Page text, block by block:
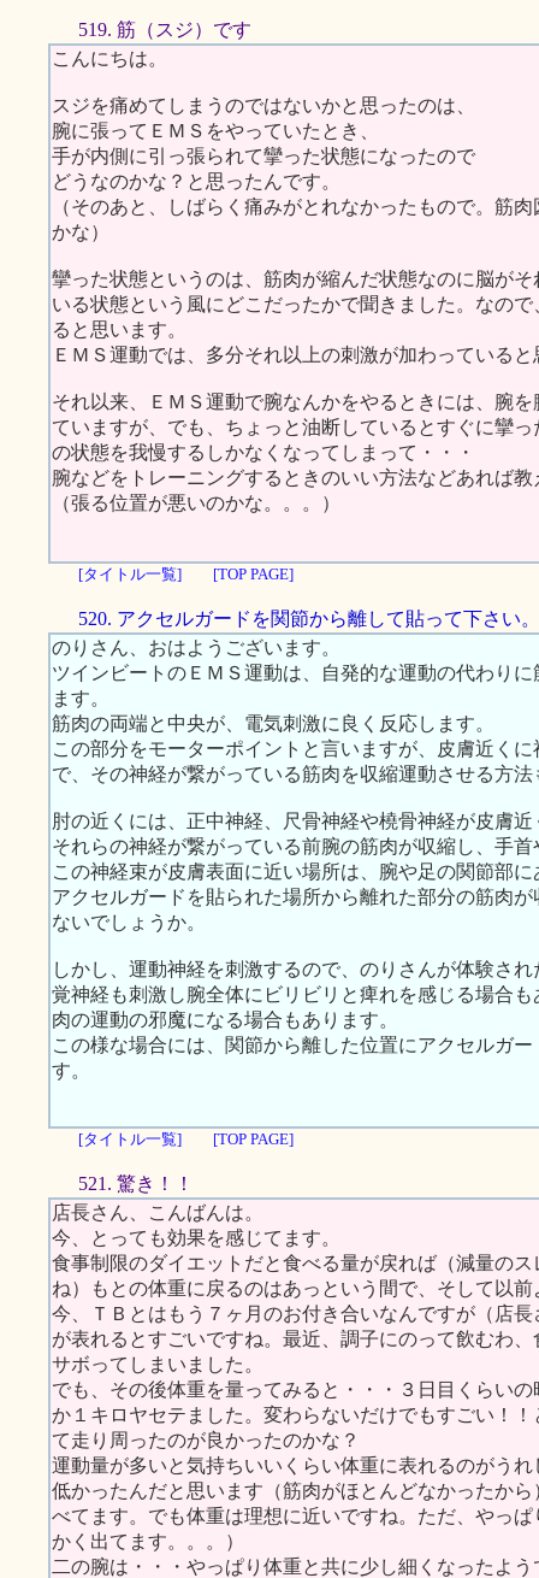
519. 筋（スジ）です
こんにちは。
スジを痛めてしまうのではないかと思ったのは、
腕に張ってＥＭＳをやっていたとき、
手が内側に引っ張られて攣った状態になったので
どうなのかな？と思ったんです。
（そのあと、しばらく痛みがとれなかったもので。筋
かな）
攣った状態というのは、筋肉が縮んだ状態なのに脳が
いる状態という風にどこだったかで聞きました。なの
ると思います。
ＥＭＳ運動では、多分それ以上の刺激が加わっている
それ以来、ＥＭＳ運動で腕なんかをやるときには、腕
ていますが、でも、ちょっと油断しているとすぐに攣
の状態を我慢するしかなくなってしまって・・・
腕などをトレーニングするときのいい方法などあれば
（張る位置が悪いのかな。。。）
[タイトル一覧] [TOP PAGE]
520. アクセルガードを関節から離して貼って下さい。
のりさん、おはようございます。
ツインビートのＥＭＳ運動は、自発的な運動の代わり
ます。
筋肉の両端と中央が、電気刺激に良く反応します。
この部分をモーターポイントと言いますが、皮膚近く
で、その神経が繋がっている筋肉を収縮運動させる方法
肘の近くには、正中神経、尺骨神経や橈骨神経が皮膚
それらの神経が繋がっている前腕の筋肉が収縮し、手
この神経束が皮膚表面に近い場所は、腕や足の関節部
アクセルガードを貼られた場所から離れた部分の筋肉
ないでしょうか。
しかし、運動神経を刺激するので、のりさんが体験さ
覚神経も刺激し腕全体にビリビリと痺れを感じる場合
肉の運動の邪魔になる場合もあります。
この様な場合には、関節から離した位置にアクセルガ
す。
[タイトル一覧] [TOP PAGE]
521. 驚き！！
店長さん、こんばんは。
今、とっても効果を感じてます。
食事制限のダイエットだと食べる量が戻れば（減量の
ね）もとの体重に戻るのはあっという間で、そして以
今、ＴＢとはもう７ヶ月のお付き合いなんですが（店
が表れるとすごいですね。最近、調子にのって飲むわ
サボってしまいました。
でも、その後体重を量ってみると・・・３日目くらい
か１キロヤセテました。変わらないだけでもすごい！
て走り周ったのが良かったのかな？
運動量が多いと気持ちいいくらい体重に表れるのがう
低かったんだと思います（筋肉がほとんどなかったか
べてます。でも体重は理想に近いですね。ただ、やっ
かく出てます。。。）
二の腕は・・・やっぱり体重と共に少し細くなったよ